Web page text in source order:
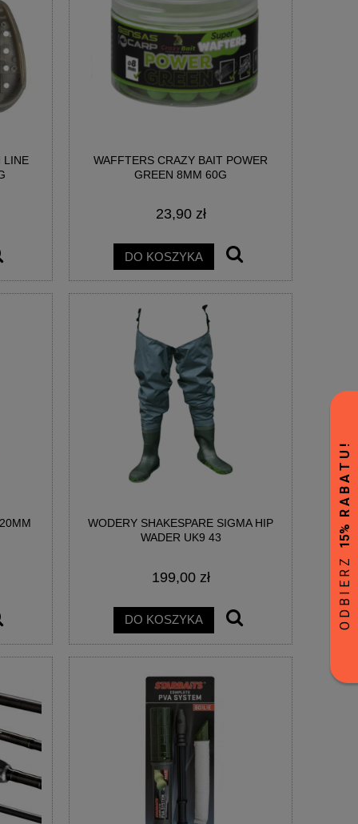
LINE
WAFFTERS CRAZY BAIT POWER
GREEN 8MM 60G
23,90 zł
DO KOSZYKA
WODERY SHAKESPARE SIGMA HIP
WADER UK9 43
199,00 zł
DO KOSZYKA